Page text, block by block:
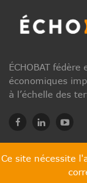
Ce site nécessite
ÉCHOBAT
économiques
à l’échelle des